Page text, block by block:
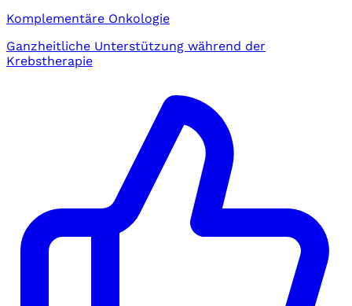
Komplementäre Onkologie
Ganzheitliche Unterstützung während der
Krebstherapie